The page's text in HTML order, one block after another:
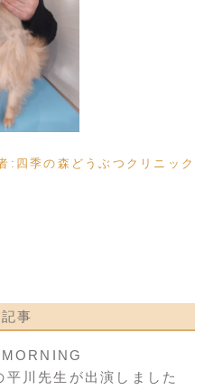
: 四季の森どうぶつクリニック
事
川先生が出演しました